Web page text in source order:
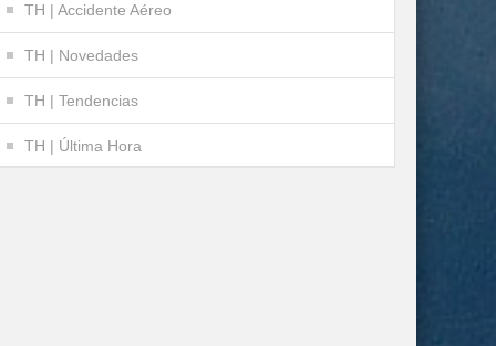
TH | Accidente Aéreo
TH | Novedades
TH | Tendencias
TH | Última Hora